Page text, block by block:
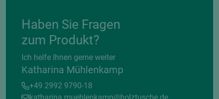
Haben Sie Fragen
zum Produkt?
Ich helfe Ihnen gerne weiter
Katharina Mühlenkamp
+49 2992 9790-18